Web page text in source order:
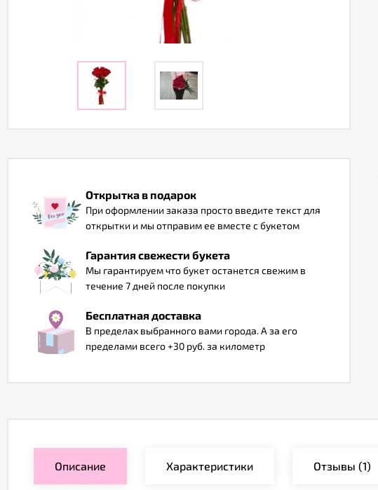
Открытка в подарок
При оформлении заказа просто введите текст для
открытки и мы отправим ее вместе с букетом
Гарантия свежести букета
Мы гарантируем что букет останется свежим в
течение 7 дней после покупки
Бесплатная доставка
В пределах выбранного вами города. А за его
пределами всего +30 руб. за километр
Описание Характеристики Отзывы (1)